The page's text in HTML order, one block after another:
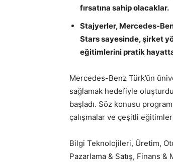
fırsatına sahip olacaklar.
Stajyerler, Mercedes-
Stars sayesinde, şirket
eğitimlerini pratik
Mercedes-Benz Türk’ün
sağlamak hedefiyle
başladı. Söz konusu
çalışmalar ve çeşitli
Bilgi Teknolojileri, Üretim,
Pazarlama & Satış, Finans